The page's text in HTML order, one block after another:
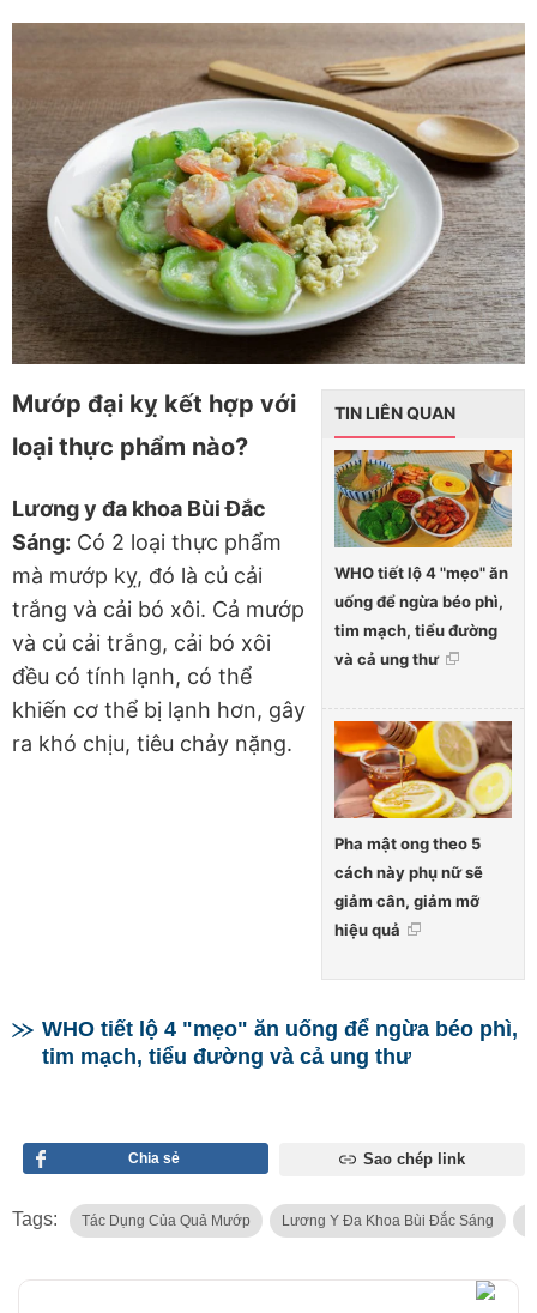
TIN LIÊN QUAN
WHO tiết lộ 4 "mẹo" ăn
uống để ngừa béo phì,
tim mạch, tiểu đường
và cả ung thư
Pha mật ong theo 5
cách này phụ nữ sẽ
giảm cân, giảm mỡ
hiệu quả
Mướp đại kỵ kết hợp với
loại thực phẩm nào?
Lương y đa khoa Bùi Đắc
Sáng: Có 2 loại thực phẩm
mà mướp kỵ, đó là củ cải
trắng và cải bó xôi. Cả mướp
và củ cải trắng, cải bó xôi
đều có tính lạnh, có thể
khiến cơ thể bị lạnh hơn, gây
ra khó chịu, tiêu chảy nặng.
WHO tiết lộ 4 "mẹo" ăn uống để ngừa béo phì,
tim mạch, tiểu đường và cả ung thư
Chia sẻ Sao chép link
Tags: Tác Dụng Của Quả Mướp Lương Y Đa Khoa Bùi Đắc Sáng